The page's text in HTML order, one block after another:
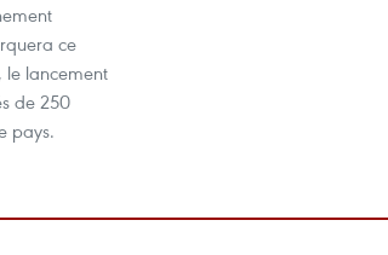
ce
le lancement
de 250
pays.